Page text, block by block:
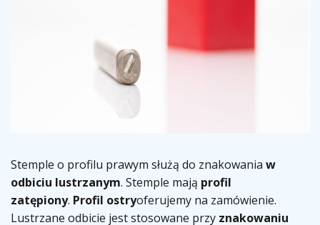
Stemple o profilu prawym służą do znakowania w
odbiciu lustrzanym. Stemple mają profil
zatępiony. Profil ostryoferujemy na zamówienie.
Lustrzane odbicie jest stosowane przy znakowaniu